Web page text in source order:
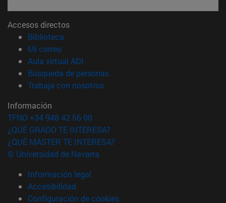
Accesos directos
Biblioteca
Mi correo(abre en nueva ventana)
Aula virtual ADI
Búsqueda de personas(abre en nueva ventana)
Trabaja con nosotros(abre en nueva ventana)
Información
TFNO +34 948 42 56 00
¿QUÉ GRADO TE INTERESA?
¿QUÉ MÁSTER TE INTERESA?
© Universidad de Navarra
Información legal
Accesibilidad
Configuración de cookies